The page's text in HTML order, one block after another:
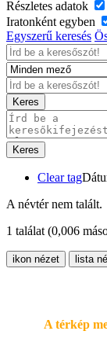
Részletes adatok
Iratonként egyben
Egyszerű keresés
Keres
Keres
Clear tag
A névtér nem talált.
1 találat (0,006
ikon nézet lista
A térkép